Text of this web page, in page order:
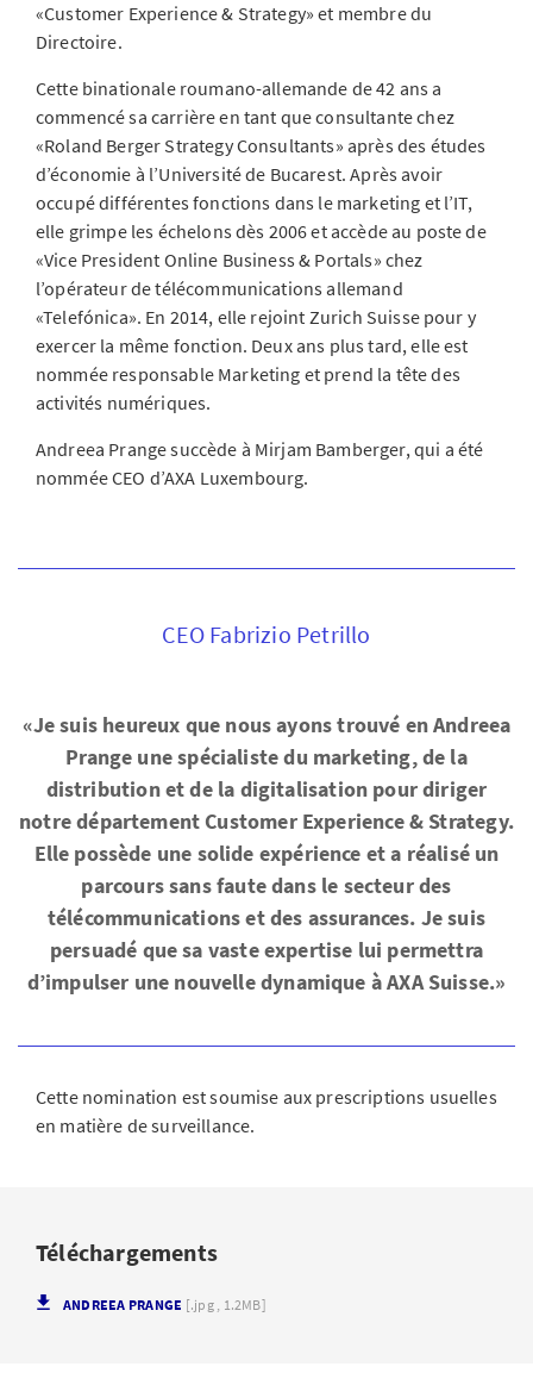
«Customer Experience & Strategy» et membre du
Directoire.
Cette binationale roumano-allemande de 42 ans a
commencé sa carrière en tant que consultante chez
«Roland Berger Strategy Consultants» après des études
d’économie à l’Université de Bucarest. Après avoir
occupé différentes fonctions dans le marketing et l’IT,
elle grimpe les échelons dès 2006 et accède au poste de
«Vice President Online Business & Portals» chez
l’opérateur de télécommunications allemand
«Telefónica». En 2014, elle rejoint Zurich Suisse pour y
exercer la même fonction. Deux ans plus tard, elle est
nommée responsable Marketing et prend la tête des
activités numériques.
Andreea Prange succède à Mirjam Bamberger, qui a été
nommée CEO d’AXA Luxembourg.
CEO Fabrizio Petrillo
«Je suis heureux que nous ayons trouvé en Andreea
Prange une spécialiste du marketing, de la
distribution et de la digitalisation pour diriger
notre département Customer Experience & Strategy.
Elle possède une solide expérience et a réalisé un
parcours sans faute dans le secteur des
télécommunications et des assurances. Je suis
persuadé que sa vaste expertise lui permettra
d’impulser une nouvelle dynamique à AXA Suisse.»
Cette nomination est soumise aux prescriptions usuelles
en matière de surveillance.
Téléchargements
ANDREEA PRANGE [.jpg , 1.2MB]